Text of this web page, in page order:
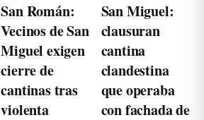
San Román:
Vecinos de San
Miguel exigen
cierre de
cantinas tras
violenta
San Miguel:
clausuran
cantina
clandestina
que operaba
con fachada de